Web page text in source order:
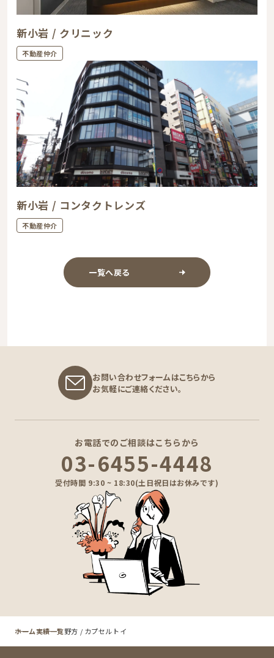
新小岩 / クリニック
不動産仲介
新小岩 / コンタクトレンズ
不動産仲介
一覧へ戻る
お問い合わせフォームはこちらから
お気軽にご連絡ください。
お電話でのご相談はこちらから
03-6455-4448
受付時間 9:30 ~ 18:30(土日祝日はお休みです)
ホーム実績一覧野方 / カプセルトイ